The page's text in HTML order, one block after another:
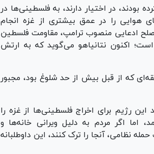
بودند، در اختیار دارند، به فلسطینی‌ها در
هوایی را در عمق بیشتری از غزه انجام
صلح ادعایی منصوب ترامپ، مقاومت فلسطین
اکنون نتانیاهو می‌گوید که به ارتش
منطقه‌ای که از قبل بیش از حد شلوغ بود، مجبور
رژیم برای اخراج فلسطینی‌ها از غزه را
اما اگر مردم به دلیل ویرانی خانه‌ها و
نظامی، آنجا را ترک کنند، این داوطلبانه